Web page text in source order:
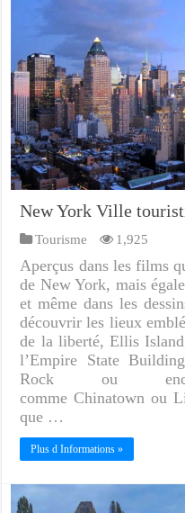
New York Ville
Tourisme 1,925
Aperçus dans les films
de New York, mais
et même dans les
découvrir les lieux
de la liberté, Ellis
l’Empire State
Rock ou
comme Chinatown ou
que …
Plus d Informations »